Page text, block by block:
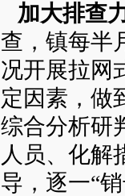
加大排查
查，镇每半
况开展拉网
定因素，做
综合分析研
人员、化解
导，逐一“